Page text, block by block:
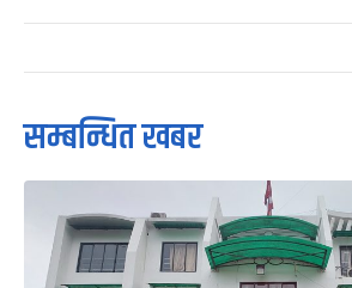
सम्बन्धित खबर